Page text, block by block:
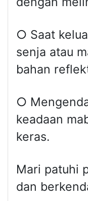
○ Saat
senja atau
bahan
○
keadaan
keras.
Mari patuhi
dan